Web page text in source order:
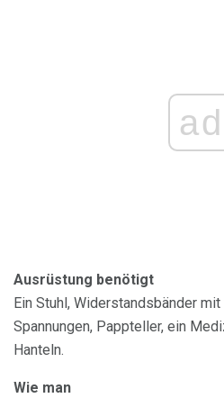
ad
Ausrüstung benötigt
Ein Stuhl, Widerstandsbänder
Spannungen, Pappteller, ein
Hanteln.
Wie man